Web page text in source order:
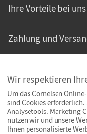
Ihre Vorteile bei uns
Zahlung und
Wir respektieren
Um das Cornelsen
sind Cookies
Analysetools. Marketing
nutzen wir und unsere
Ihnen personalisierte